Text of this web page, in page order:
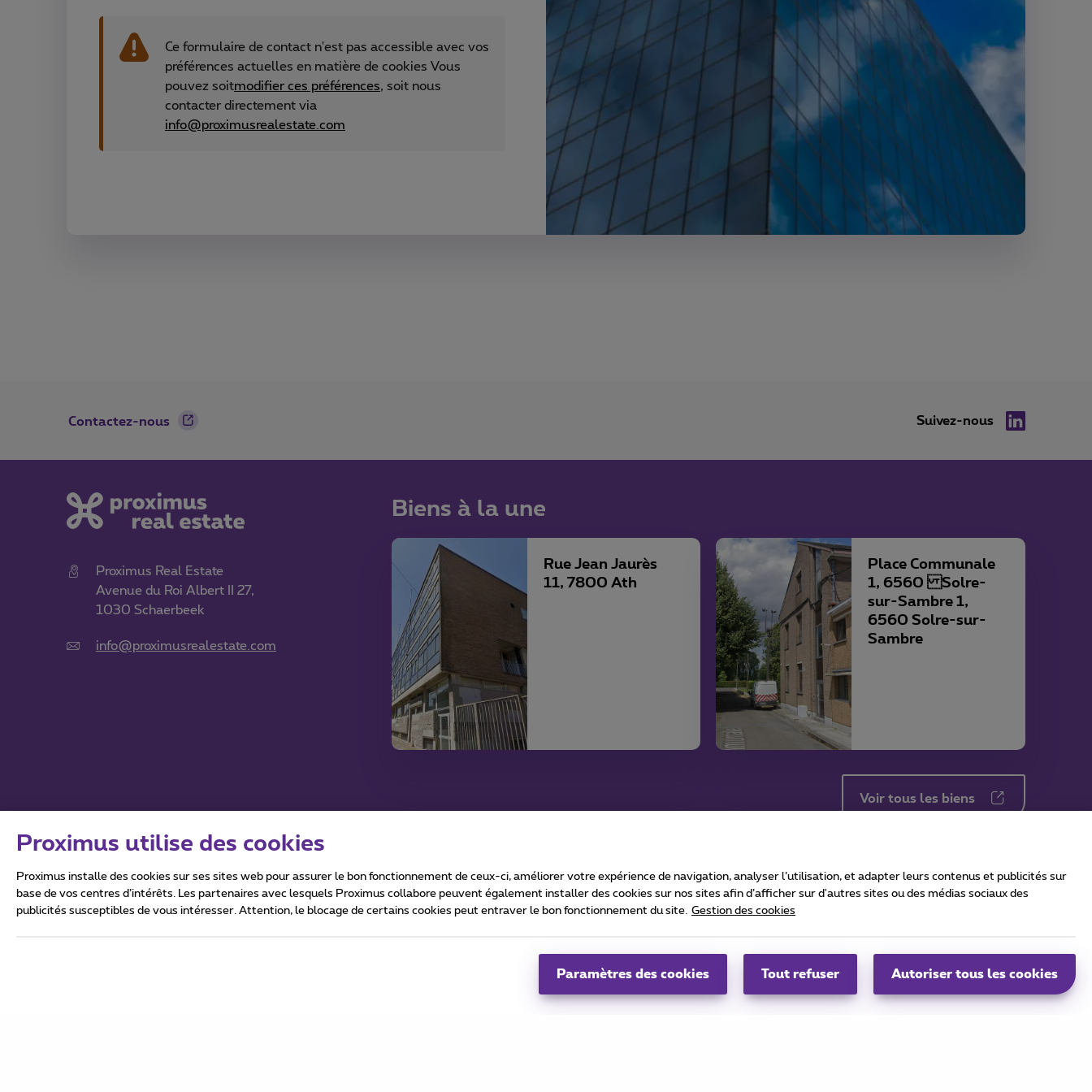
Ce formulaire de contact n'est pas accessible avec vos
préférences actuelles en matière de cookies Vous
pouvez soitmodifier ces préférences, soit nous
contacter directement via
info@proximusrealestate.com
Contactez-nous Suivez-nous
Proximus Real Estate
Avenue du Roi Albert II 27,
1030 Schaerbeek
info@proximusrealestate.com
Biens à la une
Rue Jean Jaurès
11, 7800 Ath
Place Communale
1, 6560 Solre-
sur-Sambre 1,
6560 Solre-sur-
Sambre
Voir tous les biens
Tous droits réservés. © 2024 Proximus
Proximus utilise des cookies
Proximus installe des cookies sur ses sites web pour assurer le bon fonctionnement de ceux-ci, améliorer votre expérience de navigation, analyser l’utilisation, et adapter leurs contenus et publicités sur
base de vos centres d’intérêts. Les partenaires avec lesquels Proximus collabore peuvent également installer des cookies sur nos sites afin d’afficher sur d'autres sites ou des médias sociaux des
publicités susceptibles de vous intéresser. Attention, le blocage de certains cookies peut entraver le bon fonctionnement du site. Gestion des cookies
Paramètres des cookies Tout refuser Autoriser tous les cookies